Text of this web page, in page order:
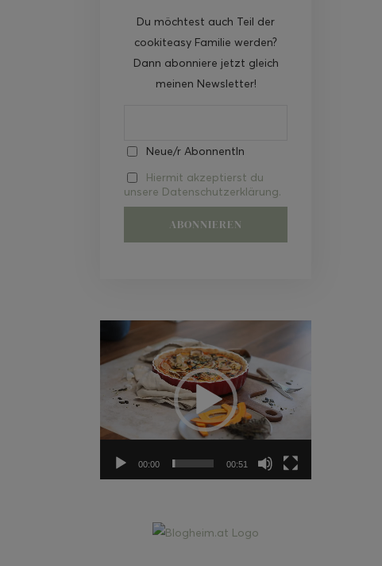
Du möchtest auch Teil der
cookiteasy Familie werden?
Dann abonniere jetzt gleich
meinen Newsletter!
Neue/r AbonnentIn
Hiermit akzeptierst du
unsere Datenschutzerklärung.
Video-
Player
00:00 00:51